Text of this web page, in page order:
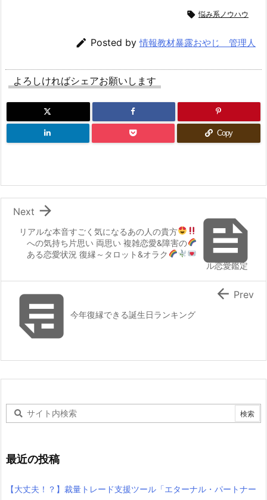
 悩み系ノウハウ
 Posted by情報教材暴露おやじ 管理人
よろしければシェアお願いします
Copy

リアルな本音すごく気になるあの人の貴方
への気持ち 片思い 両思い 複雑恋愛&障害の
ある恋愛状況 復縁 ～ タロット&オラク
ル恋愛鑑定

Next
今年復縁できる誕生日ランキング
 Prev
最近の投稿
【大丈夫！？】裁量トレード支援ツール「エターナル・パートナー